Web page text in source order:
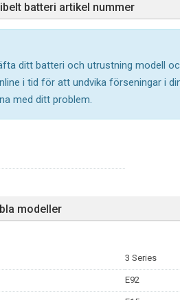
batteri artikel nummer
ditt batteri och utrustning modell
i tid för att undvika förseningar i
med ditt problem.
modeller
3 Series
E92